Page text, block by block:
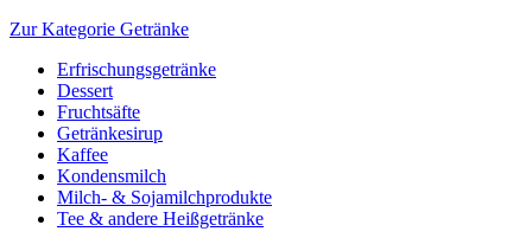
Zur Kategorie Getränke
Erfrischungsgetränke
Dessert
Fruchtsäfte
Getränkesirup
Kaffee
Kondensmilch
Milch- & Sojamilchprodukte
Tee & andere Heißgetränke